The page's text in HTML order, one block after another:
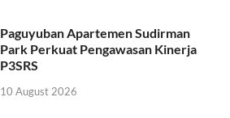
Paguyuban Apartemen Sudirman
Park Perkuat Pengawasan Kinerja
P3SRS
10 August 2026